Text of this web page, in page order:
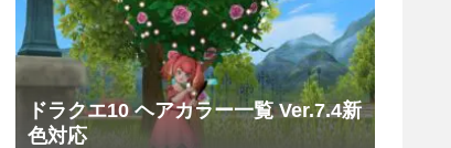
ドラクエ10 ヘアカラー一覧 Ver.7.4新
色対応